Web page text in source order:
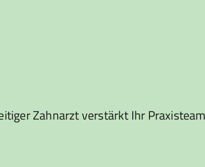
Zahnarzt verstärkt Ihr Praxisteam